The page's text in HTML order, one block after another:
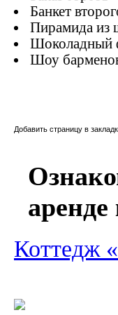
Банкет
Пирамида из
Шоколадный
Шоу
Добавить страницу в
Коттедж